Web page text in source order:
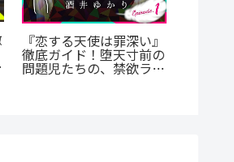
《65歳の老人が超人
に！？》『山岳超人マツ
オカ』のあらすじ紹介：
戦慄と謎に満ちた山岳殺